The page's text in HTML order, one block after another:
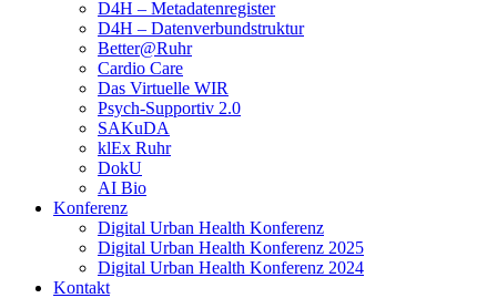
D4H – Metadatenregister
D4H – Datenverbundstruktur
Better@Ruhr
Cardio Care
Das Virtuelle WIR
Psych-Supportiv 2.0
SAKuDA
klEx Ruhr
DokU
AI Bio
Konferenz
Digital Urban Health Konferenz
Digital Urban Health Konferenz 2025
Digital Urban Health Konferenz 2024
Kontakt